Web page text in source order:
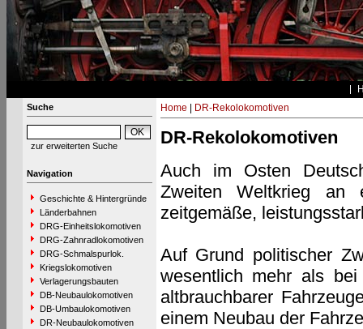
Suche
zur erweiterten Suche
Navigation
Geschichte & Hintergründe
Länderbahnen
DRG-Einheitslokomotiven
DRG-Zahnradlokomotiven
DRG-Schmalspurlok.
Kriegslokomotiven
Verlagerungsbauten
DB-Neubaulokomotiven
DB-Umbaulokomotiven
DR-Neubaulokomotiven
Home DR-Rekolokomotiven
DR-Rekolokomotiven
Auch im Osten
Zweiten Weltkrieg an
zeitgemäße,
Auf Grund politischer
wesentlich mehr als
altbrauchbarer
einem Neubau der